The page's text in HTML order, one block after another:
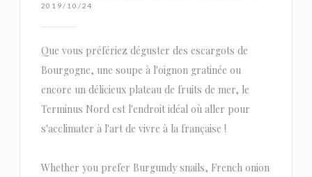
2019/10/24
Que vous préfériez déguster des escargots de
Bourgogne, une soupe à l'oignon gratinée ou
encore un délicieux plateau de fruits de mer, le
Terminus Nord est l'endroit idéal où aller pour
s'acclimater à l'art de vivre à la française !
Whether you prefer Burgundy snails, French onion